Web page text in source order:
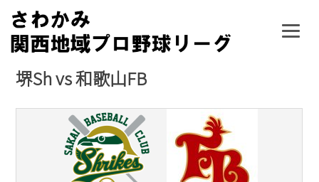
Skip
content
堺Sh vs 和歌山FB